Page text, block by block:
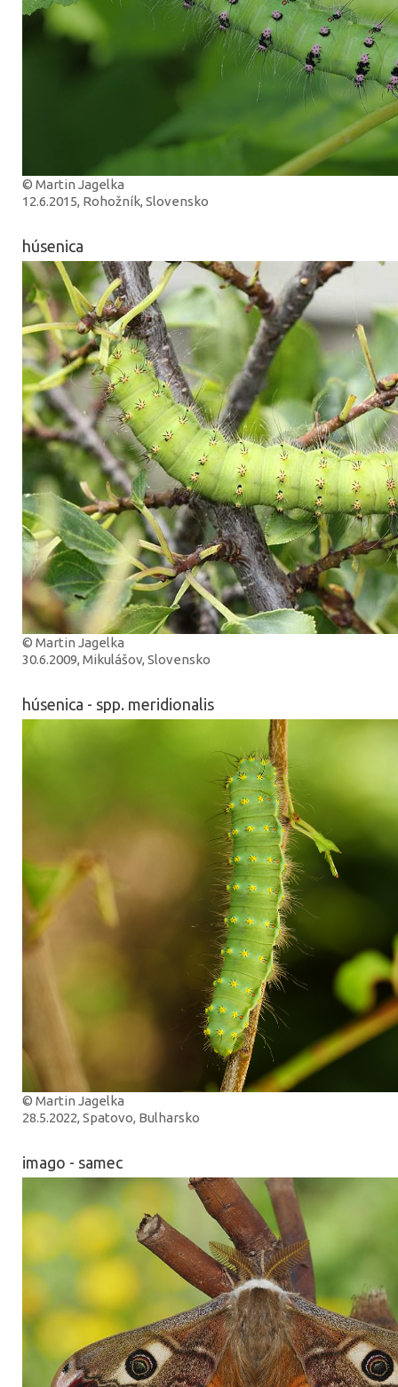
© Martin Jagelka
12.6.2015, Rohožník, Slovensko
húsenica
© Martin Jagelka
30.6.2009, Mikulášov, Slovensko
húsenica - spp. meridionalis
© Martin Jagelka
28.5.2022, Spatovo, Bulharsko
imago - samec